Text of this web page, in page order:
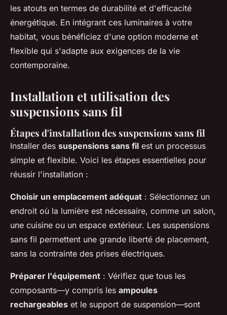
les atouts en termes de durabilité et d'efficacité
énergétique. En intégrant ces luminaires à votre
habitat, vous bénéficiez d'une option moderne et
flexible qui s'adapte aux exigences de la vie
contemporaine.
Installation et utilisation des
suspensions sans fil
Étapes d'installation des suspensions sans fil
Installer des suspensions sans fil est un processus
simple et flexible. Voici les étapes essentielles pour
réussir l'installation :
Choisir un emplacement adéquat : Sélectionnez un
endroit où la lumière est nécessaire, comme un salon,
une cuisine ou un espace extérieur. Les suspensions
sans fil permettent une grande liberté de placement,
sans la contrainte des prises électriques.
Préparer l'équipement : Vérifiez que tous les
composants—y compris les ampoules
rechargeables et le support de suspension—sont